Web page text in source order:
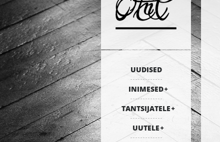
UUDISED
INIMESED
TANTSIJATELE
UUTELE